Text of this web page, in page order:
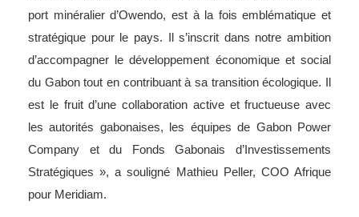
port minéralier d’Owendo, est à la fois emblématique et
stratégique pour le pays. Il s’inscrit dans notre ambition
d’accompagner le développement économique et social
du Gabon tout en contribuant à sa transition écologique. Il
est le fruit d’une collaboration active et fructueuse avec
les autorités gabonaises, les équipes de Gabon Power
Company et du Fonds Gabonais d’Investissements
Stratégiques », a souligné Mathieu Peller, COO Afrique
pour Meridiam.